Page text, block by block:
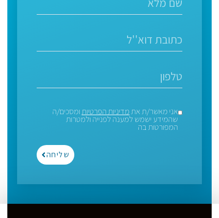
אני מאשר/ת אתמדיניות הפרטיותומסכים/ה
שהמידע ישמש למענה לפנייה ולמטרות
המפורטות בה
שליחה